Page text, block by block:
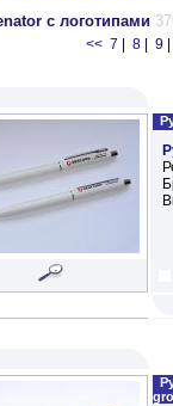
c логотипами
<< 7 8| 9